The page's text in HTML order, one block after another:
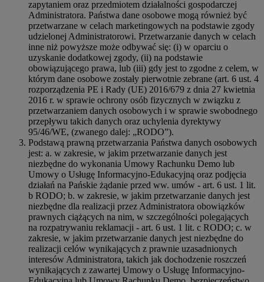
zapytaniem oraz przedmiotem działalności gospodarczej
Administratora. Państwa dane osobowe mogą również być
przetwarzane w celach marketingowych na podstawie zgody
udzielonej Administratorowi. Przetwarzanie danych w celach
inne niż powyższe może odbywać się: (i) w oparciu o
uzyskanie dodatkowej zgody, (ii) na podstawie
obowiązującego prawa, lub (iii) gdy jest to zgodne z celem, w
którym dane osobowe zostały pierwotnie zebrane (art. 6 ust. 4
rozporządzenia PE i Rady (UE) 2016/679 z dnia 27 kwietnia
2016 r. w sprawie ochrony osób fizycznych w związku z
przetwarzaniem danych osobowych i w sprawie swobodnego
przepływu takich danych oraz uchylenia dyrektywy
95/46/WE, (zwanego dalej: „RODO”).
Podstawą prawną przetwarzania Państwa danych osobowych
jest: a. w zakresie, w jakim przetwarzanie danych jest
niezbędne do wykonania Umowy Rachunku Demo lub
Umowy o Usługę Informacyjno-Edukacyjną oraz podjęcia
działań na Pańskie żądanie przed ww. umów - art. 6 ust. 1 lit.
b RODO; b. w zakresie, w jakim przetwarzanie danych jest
niezbędne dla realizacji przez Administratora obowiązków
prawnych ciążących na nim, w szczególności polegających
na rozpatrywaniu reklamacji - art. 6 ust. 1 lit. c RODO; c. w
zakresie, w jakim przetwarzanie danych jest niezbędne do
realizacji celów wynikających z prawnie uzasadnionych
interesów Administratora, takich jak dochodzenie roszczeń
wynikających z zawartej Umowy o Usługę Informacyjno-